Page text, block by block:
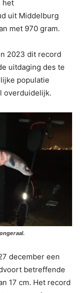
het
uit Middelburg
met 970 gram.
2023 dit record
uitdaging des te
populatie
overduidelijk.
december een
betreffende
17 cm. Het record